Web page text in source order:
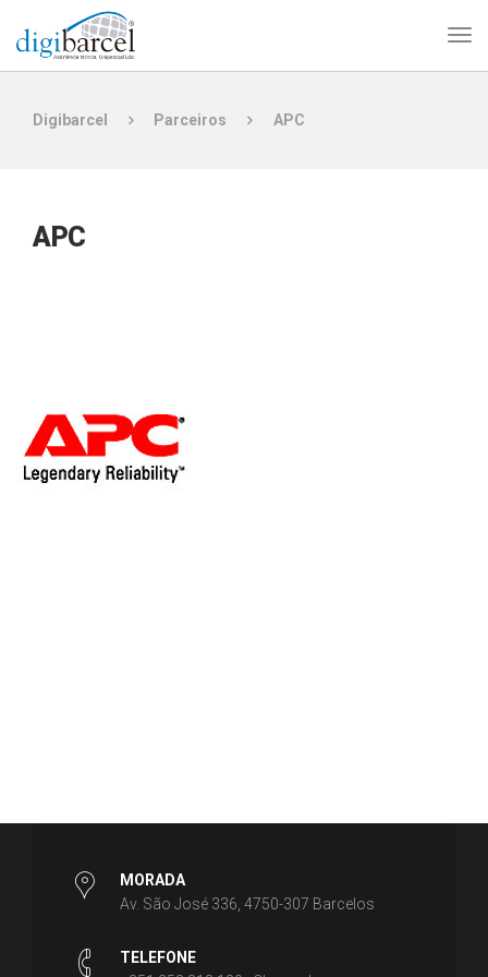
Digibarcel Parceiros APC
APC
MORADA
Av. São José 336, 4750-307 Barcelos
TELEFONE